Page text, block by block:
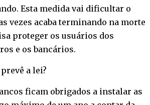
Esta medida vai dificultar o
vezes acaba terminando na morte
proteger os usuários dos
e os bancários.
a lei?
ficam obrigados a instalar as